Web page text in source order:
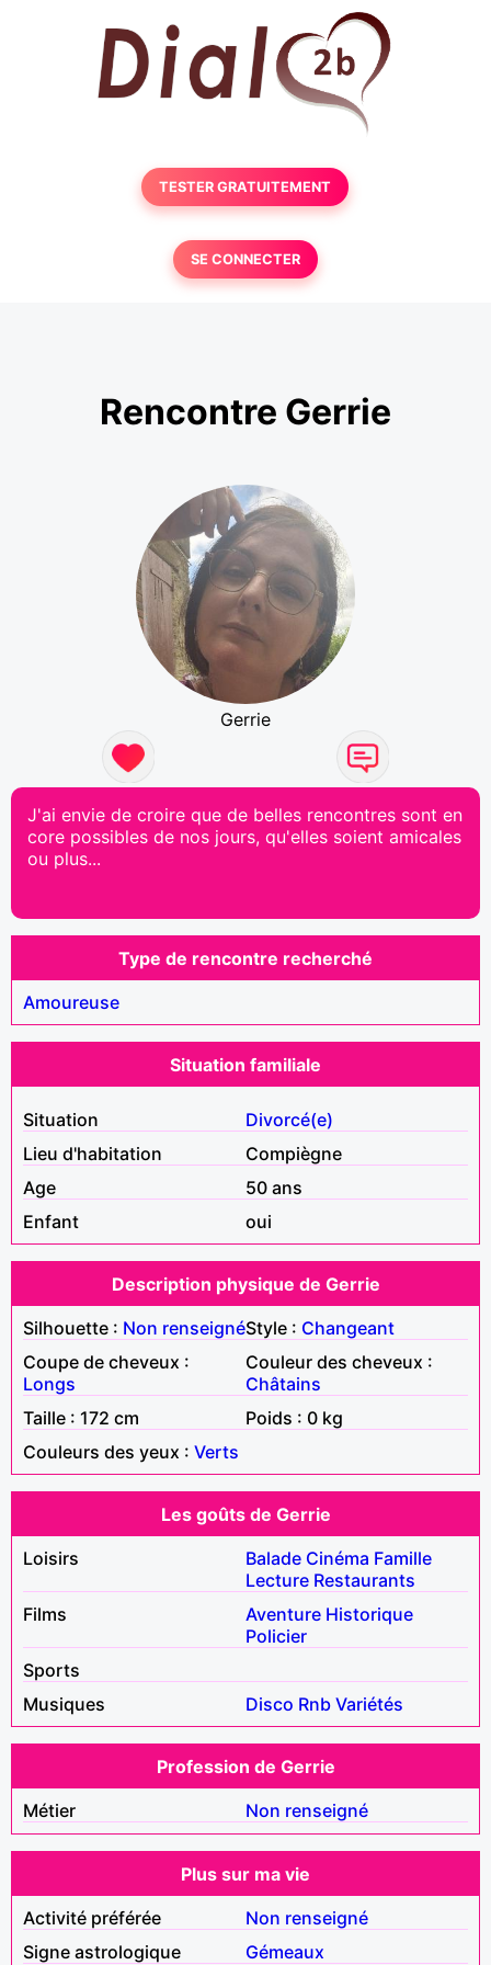
TESTER GRATUITEMENT
SE CONNECTER
Rencontre Gerrie
Gerrie
J'ai envie de croire que de belles rencontres sont en
core possibles de nos jours, qu'elles soient amicales
ou plus...
Type de rencontre recherché
Amoureuse
Situation familiale
Situation
Divorcé(e)
Lieu d'habitation
Compiègne
Age
50 ans
Enfant
oui
Description physique de Gerrie
Silhouette : Non renseignéStyle : Changeant
Coupe de cheveux :
Longs
Couleur des cheveux :
Châtains
Taille : 172 cm
Poids : 0 kg
Couleurs des yeux : Verts
Les goûts de Gerrie
Loisirs
Balade Cinéma Famille
Lecture Restaurants
Films
Aventure Historique
Policier
Sports
Musiques
Disco Rnb Variétés
Profession de Gerrie
Métier
Non renseigné
Plus sur ma vie
Activité préférée
Non renseigné
Signe astrologique
Gémeaux